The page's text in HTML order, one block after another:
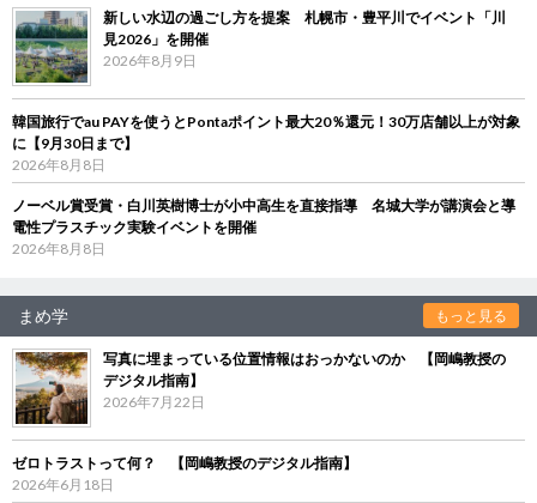
新しい水辺の過ごし方を提案 札幌市・豊平川でイベント「川
見2026」を開催
2026年8月9日
韓国旅行でau PAYを使うとPontaポイント最大20％還元！30万店舗以上が対象
に【9月30日まで】
2026年8月8日
ノーベル賞受賞・白川英樹博士が小中高生を直接指導 名城大学が講演会と導
電性プラスチック実験イベントを開催
2026年8月8日
まめ学 もっと見る
写真に埋まっている位置情報はおっかないのか 【岡嶋教授の
デジタル指南】
2026年7月22日
ゼロトラストって何？ 【岡嶋教授のデジタル指南】
2026年6月18日